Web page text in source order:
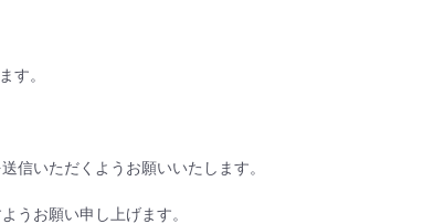
す。
信いただくようお願いいたします。
うお願い申し上げます。